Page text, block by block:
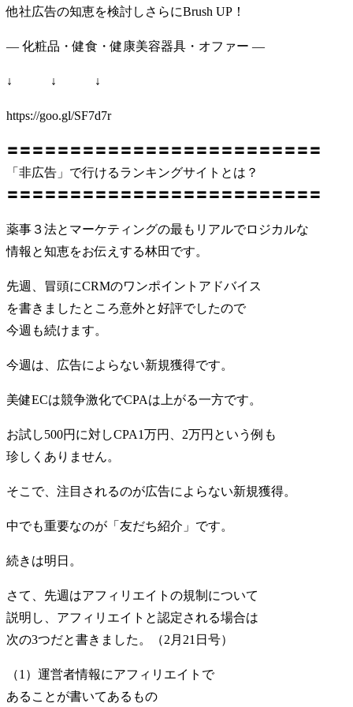
他社広告の知恵を検討しさらにBrush UP！
― 化粧品・健食・健康美容器具・オファー ―
↓ ↓ ↓
https://goo.gl/SF7d7r
〓〓〓〓〓〓〓〓〓〓〓〓〓〓〓〓〓〓〓〓〓〓〓〓〓
「非広告」で行けるランキングサイトとは？
〓〓〓〓〓〓〓〓〓〓〓〓〓〓〓〓〓〓〓〓〓〓〓〓〓
薬事３法とマーケティングの最もリアルでロジカルな
情報と知恵をお伝えする林田です。
先週、冒頭にCRMのワンポイントアドバイス
を書きましたところ意外と好評でしたので
今週も続けます。
今週は、広告によらない新規獲得です。
美健ECは競争激化でCPAは上がる一方です。
お試し500円に対しCPA1万円、2万円という例も
珍しくありません。
そこで、注目されるのが広告によらない新規獲得。
中でも重要なのが「友だち紹介」です。
続きは明日。
さて、先週はアフィリエイトの規制について
説明し、アフィリエイトと認定される場合は
次の3つだと書きました。（2月21日号）
（1）運営者情報にアフィリエイトで
あることが書いてあるもの